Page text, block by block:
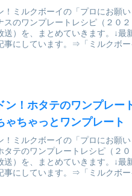
！ミルクボーイの「プロにお願
スのワンプレートレシピ（２０
送）を、まとめていきます。↓最
事にしています。⇒「ミルクボー
ン！ホタテのワンプレ
ゃちゃっとワンプレート
！ミルクボーイの「プロにお願
タテのワンプレートレシピ（２
送）を、まとめていきます。↓最
事にしています。⇒「ミルクボー